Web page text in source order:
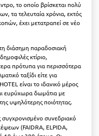
το οποίο βρίσκεται πολύ
τα τελευταία χρόνια, εκτός
έχει μετατραπεί σε νέο
διάσημη παραδοσιακή
κτίριο,
πρότυπα για περισσότερα
ταξίδι είτε για
είναι το ιδανικό μέρος
ευρύχωρα δωμάτια με
υψηλότερης ποιότητας.
συνεδριακό
(FAIDRA, ELPIDA,